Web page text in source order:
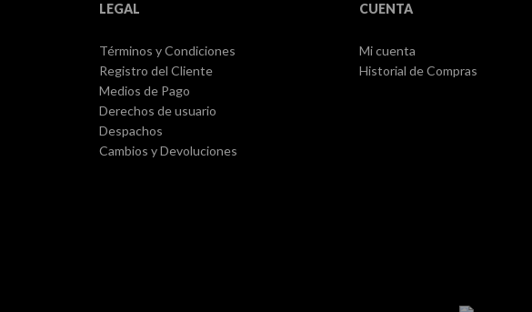
LEGAL
Términos y Condiciones
Registro del Cliente
Medios de Pago
Derechos de usuario
Despachos
Cambios y Devoluciones
CUENTA
Mi cuenta
Historial de Compras